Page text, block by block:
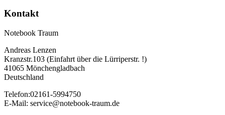
Kontakt
Notebook Traum
Andreas Lenzen
Kranzstr.103 (Einfahrt über die Lürriperstr. !)
41065 Mönchengladbach
Deutschland
Telefon:02161-5994750
E-Mail: service@notebook-traum.de